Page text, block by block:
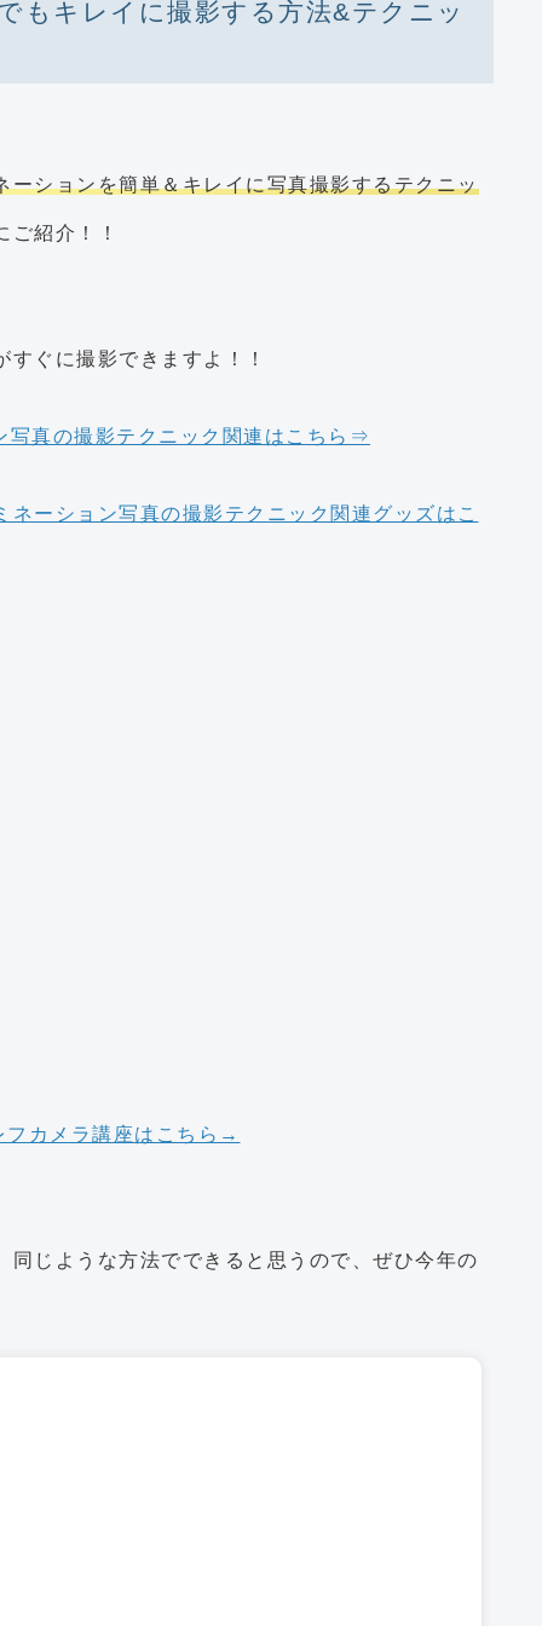
もキレイに撮影する方法&テクニッ
ーションを簡単＆キレイに写真撮影するテクニッ
紹介！！
すぐに撮影できますよ！！
真の撮影テクニック関連はこちら⇒
ーション写真の撮影テクニック関連グッズはこ
フカメラ講座はこちら→
じような方法でできると思うので、ぜひ今年の